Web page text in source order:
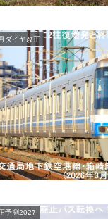
ダイヤ改正
予測2027